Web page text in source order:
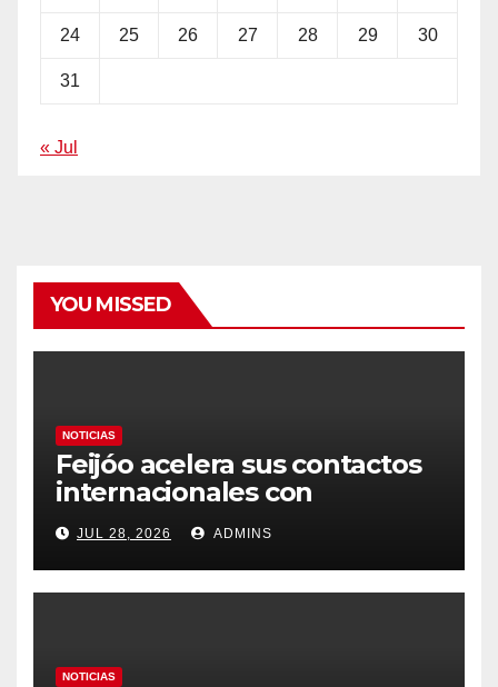
24 25 26 27 28 29 30
31
« Jul
YOU MISSED
NOTICIAS
Feijóo acelera sus contactos
internacionales con
Latinoamérica como socio
prioritario en su agenda de
gobierno
JUL 28, 2026 ADMINS
NOTICIAS